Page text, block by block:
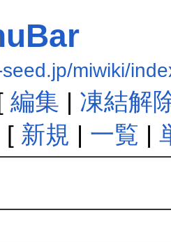
miwiki/
編集 | 凍結解
新規 | 一覧 |